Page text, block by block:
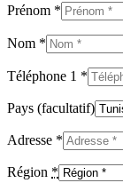
Prénom *
Nom *
Téléphone 1 *
Pays (facultatif)
Adresse *
Région *